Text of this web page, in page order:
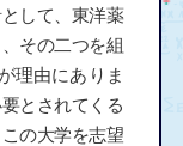
して、東洋薬
その二つを組
理由にありま
とされてくる
の大学を志望